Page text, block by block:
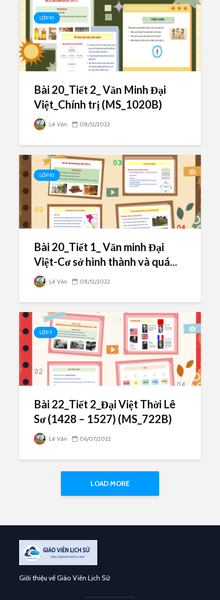
LỚP 10
Bài 20_Tiết 2_ Văn Minh Đại
Việt_Chính trị (MS_1020B)
Lê Vân 08/12/2022
LỚP 10
Bài 20_Tiết 1_ Văn minh Đại
Việt-Cơ sở hình thành và quá...
Lê Vân 08/12/2022
LỚP 7
Bài 22_Tiết 2_Đại Việt Thời Lê
Sơ (1428 – 1527) (MS_722B)
Lê Vân 06/07/2022
LOAD MORE
Giới thiệu về Giáo Viên Lịch Sử